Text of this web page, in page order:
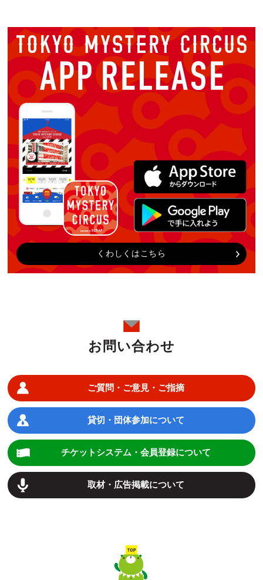
くわしくはこちら
お問い合わせ
ご質問・ご意見・ご指摘
貸切・団体参加について
チケットシステム・会員登録について
取材・広告掲載について